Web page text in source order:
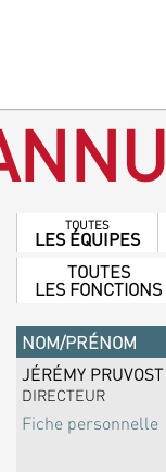
TOUTES
LES ÉQUIPES
TOUTES
LES FONCTIONS
NOM/PRÉNOM
JÉRÉMY PRUVOST
DIRECTEUR
Fiche personnelle